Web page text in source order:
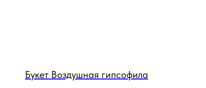
Букет Воздушная гипсофила